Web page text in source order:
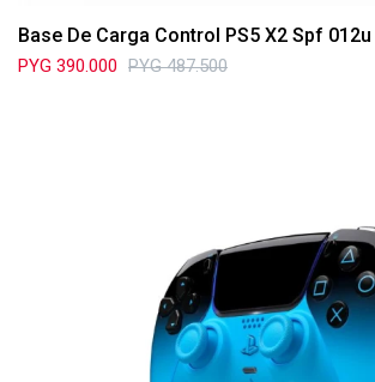
Base De Carga Control PS5 X2 Spf
PYG 390.000 PYG 487.500